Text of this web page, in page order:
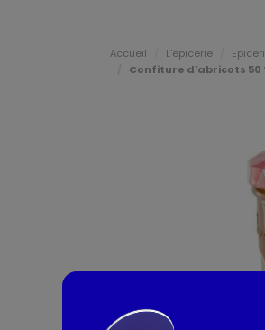
Accueil L'épicerie
Confiture d'abricots 50